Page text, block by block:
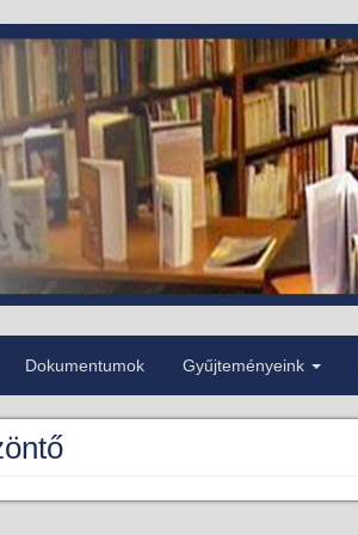
Dokumentumok Gyűjteményeink